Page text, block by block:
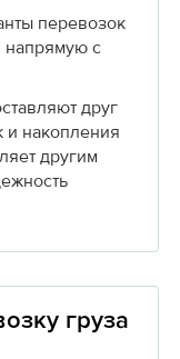
перевозок
напрямую с
друг
и накопления
другим
груза